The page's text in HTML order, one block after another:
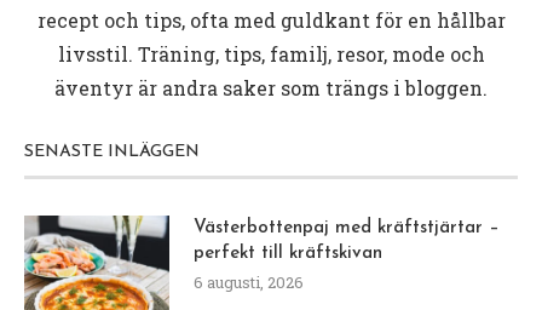
recept och tips, ofta med guldkant för en hållbar
livsstil. Träning, tips, familj, resor, mode och
äventyr är andra saker som trängs i bloggen.
SENASTE INLÄGGEN
Västerbottenpaj med kräftstjärtar –
perfekt till kräftskivan
6 augusti, 2026